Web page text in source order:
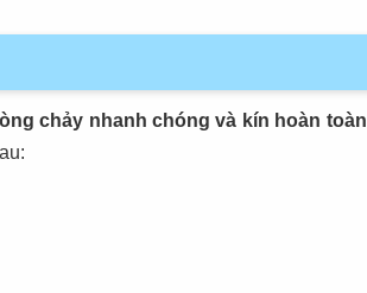
chảy nhanh chóng và kín hoàn toàn